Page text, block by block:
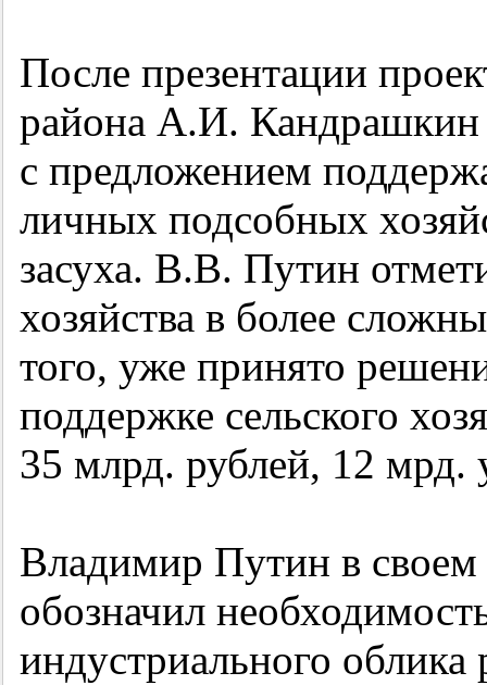
После презентации
района А.И.
с предложением
личных подсобных
засуха. В.В. Путин
хозяйства в более
того, уже принято
поддержке сельского
35 млрд. рублей, 12
Владимир Путин в своем
обозначил
индустриального облика